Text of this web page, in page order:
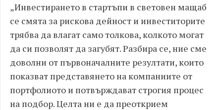
„Инвестирането в стартъпи в световен мащаб
се смята за рискова дейност и инвеститорите
трябва да влагат само толкова, колкото могат
да си позволят да загубят.Разбира се, ние сме
доволни от първоначалните резултати, които
показват представянето на компаниите от
портфолиото и потвърждават строгия процес
на подбор.Целта ни е да преоткрием